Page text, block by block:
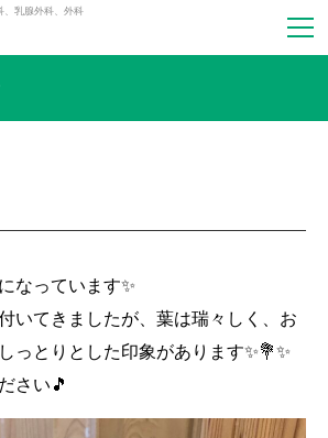
、乳腺外科、外科
なっています✨
いてきましたが、葉は瑞々しく、お
っとりとした印象があります✨💐✨
さい🎵